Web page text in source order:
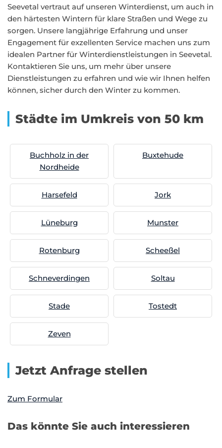
Seevetal vertraut auf unseren Winterdienst, um auch in
den härtesten Wintern für klare Straßen und Wege zu
sorgen. Unsere langjährige Erfahrung und unser
Engagement für exzellenten Service machen uns zum
idealen Partner für Winterdienstleistungen in Seevetal.
Kontaktieren Sie uns, um mehr über unsere
Dienstleistungen zu erfahren und wie wir Ihnen helfen
können, sicher durch den Winter zu kommen.
Städte im Umkreis von 50 km
Buchholz in der
Nordheide
Buxtehude
Harsefeld Jork
Lüneburg Munster
Rotenburg Scheeßel
Schneverdingen Soltau
Stade Tostedt
Zeven
Jetzt Anfrage stellen
Zum Formular
Das könnte Sie auch interessieren